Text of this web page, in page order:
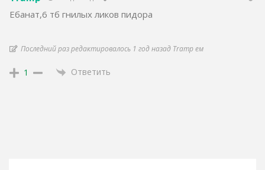
Ебанат,6 тб гнилых ликов пидора
Последний раз редактировалось 1 год назад Tramp ем
1 Ответить